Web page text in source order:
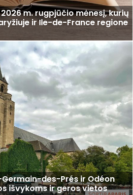
m. rugpjūčio mėnesį, kurių
ir Ile-de-France regione
des-Prés ir Odéon
išvykoms ir geros vietos